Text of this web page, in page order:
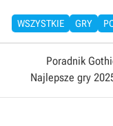
WSZYSTKIE GRY
Poradnik
Najlepsze gry